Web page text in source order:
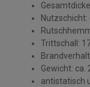
Nutzschicht:
Trittschall:
Gewicht: ca.
antistatisch